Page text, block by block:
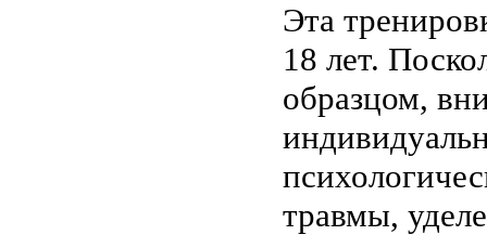
Эта
18 лет.
образцом,
травмы,